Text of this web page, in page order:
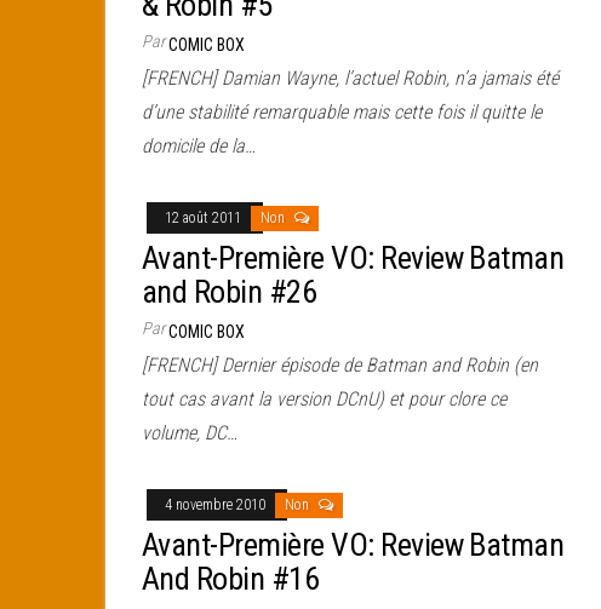
ParCOMIC BOX
[FRENCH] Damian Wayne, l’actuel Robin, n’a jamais été
d’une stabilité remarquable mais cette fois il quitte le
domicile de la…
12 août 2011 Non
Avant-Première VO: Review Batman
and Robin #26
ParCOMIC BOX
[FRENCH] Dernier épisode de Batman and Robin (en
tout cas avant la version DCnU) et pour clore ce
volume, DC…
4 novembre 2010 Non
Avant-Première VO: Review Batman
And Robin #16